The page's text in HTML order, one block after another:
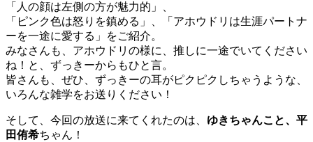
「人の顔は左側の方が魅力的」、
「ピンク色は怒りを鎮める」、「アホウドリは生涯パートナ
ーを一途に愛する」をご紹介。
みなさんも、アホウドリの様に、推しに一途でいてください
ね！と、ずっきーからもひと言。
皆さんも、ぜひ、ずっきーの耳がピクピクしちゃうような、
いろんな雑学をお送りください！
そして、今回の放送に来てくれたのは、 ゆきちゃんこと、平
田侑希ちゃん！